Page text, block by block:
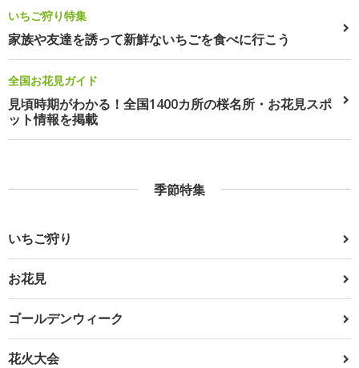
いちご狩り特集
家族や友達を誘って新鮮ないちごを食べに行こう
全国お花見ガイド
見頃時期がわかる！全国1400カ所の桜名所・お花見スポ
ット情報を掲載
季節特集
いちご狩り
お花見
ゴールデンウィーク
花火大会